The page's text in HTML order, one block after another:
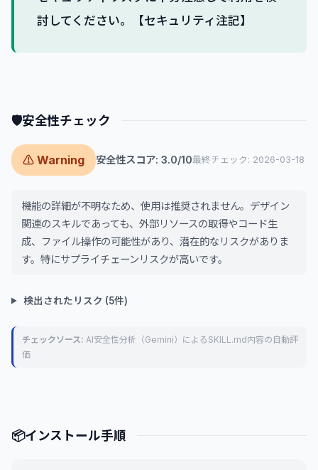
討してください。【セキュリティ注記】
🛡安全性チェック
⚠ Warning 安全性スコア: 3.0/10最終チェック: 2026-03-18
機能の詳細が不明なため、使用は推奨されません。デザイン
関連のスキルであっても、外部リソースの取得やコード生
成、ファイル操作の可能性があり、潜在的なリスクがありま
す。特にサプライチェーンリスクが高いです。
検出されたリスク (5件)
チェックソース: AI安全性分析（Gemini）によるSKILL.md内容の自動評
価
📦インストール手順